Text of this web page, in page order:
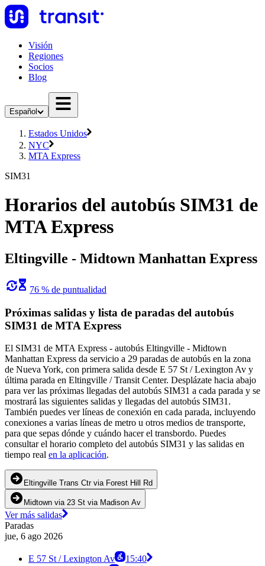
Visión
Regiones
Socios
Blog
Español
Estados Unidos
NYC
MTA Express
SIM31
Horarios del autobús SIM31 de
MTA Express
Eltingville - Midtown Manhattan Express
76 % de puntualidad
Próximas salidas y lista de paradas del autobús
SIM31 de MTA Express
El SIM31 de MTA Express - autobús Eltingville - Midtown
Manhattan Express da servicio a 29 paradas de autobús en la zona
de Nueva York, con primera salida desde E 57 St / Lexington Av y
última parada en Eltingville / Transit Center. Desplázate hacia abajo
para ver las próximas llegadas del autobús SIM31 a cada parada y se
mostrará las siguientes salidas y llegadas del autobús SIM31.
También puedes ver líneas de conexión en cada parada, incluyendo
conexiones a varias líneas de metro u otros medios de transporte,
para que sepas dónde y cuándo hacer el transbordo. Puedes
consultar el horario completo del autobús SIM31 y las salidas en
tiempo real en la aplicación.
Eltingville Trans Ctr via Forest Hill Rd
Midtown via 23 St via Madison Av
Ver más salidas
Paradas
jue, 6 ago 2026
E 57 St / Lexington Av
15:40